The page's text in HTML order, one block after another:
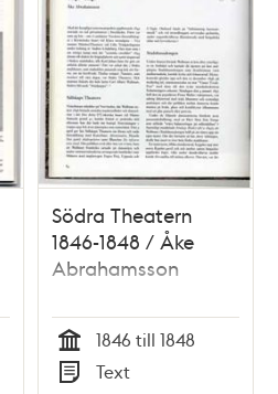
Södra Theatern
1846-1848 / Åke
Abrahamsson
Tid
1846 till 1848
Text